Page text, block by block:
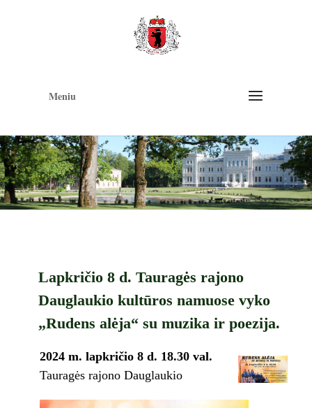
Meniu
Lapkričio 8 d. Tauragės rajono
Dauglaukio kultūros namuose vyko
„Rudens alėja“ su muzika ir poezija.
2024 m. lapkričio 8 d. 18.30 val.
Tauragės rajono Dauglaukio